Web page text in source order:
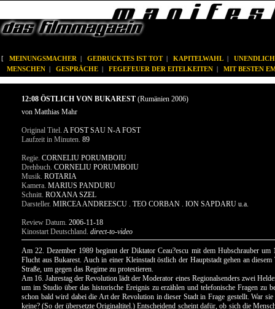
[ MEINUNGSMACHER | GEDRUCKTES IST TOT| KAPITELWAHL |
MENSCHEN | GESPRÄCHE | FEGEFEUER DER EITELKEITEN | MIT BESTEN
12:08 ÖSTLICH VON BUKAREST (Rumänien 2006)
von Matthias Mahr
Original Titel. A FOST SAU N-A FOST
Laufzeit in Minuten. 89
Regie. CORNELIU PORUMBOIU
Drehbuch. CORNELIU PORUMBOIU
Musik. ROTARIA
Kamera. MARIUS PANDURU
Schnitt. ROXANA SZEL
Darsteller. MIRCEA ANDREESCU . TEO CORBAN . ION SAPDARU u.a.
Review Datum. 2006-11-18
Kinostart Deutschland. direct-to-video
Am 22. Dezember 1989 beginnt der Diktator Ceau?escu mit dem Hubschrauber um
Flucht aus Bukarest. Auch in einer Kleinstadt östlich der Hauptstadt gehen an diesem
Straße, um gegen das Regime zu protestieren.
Am 16. Jahrestag der Revolution lädt der Moderator eines Regionalsenders zwei
um im Studio über das historische Ereignis zu erzählen und telefonische Fragen zu
schon bald wird dabei die Art der Revolution in dieser Stadt in Frage gestellt. War
keine? (So der übersetzte Originaltitel.) Entscheidend scheint dafür, ob sich die